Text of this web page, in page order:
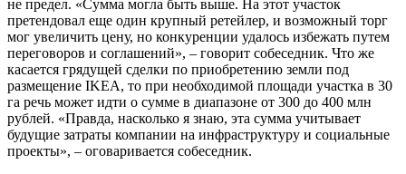
не предел. «Сумма могла быть выше. На этот участок
претендовал еще один крупный ретейлер, и возможный торг
мог увеличить цену, но конкуренции удалось избежать путем
переговоров и соглашений», – говорит собеседник. Что же
касается грядущей сделки по приобретению земли под
размещение IKEA, то при необходимой площади участка в 30
га речь может идти о сумме в диапазоне от 300 до 400 млн
рублей. «Правда, насколько я знаю, эта сумма учитывает
будущие затраты компании на инфраструктуру и социальные
проекты», – оговаривается собеседник.